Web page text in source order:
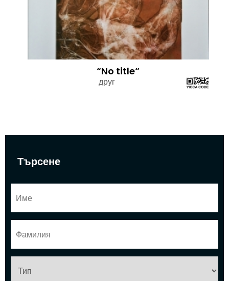
Търсене
“No title“
друг